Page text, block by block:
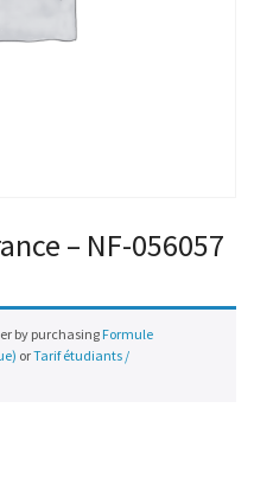
– NF-056057
by purchasing Formule
orTarif étudiants /